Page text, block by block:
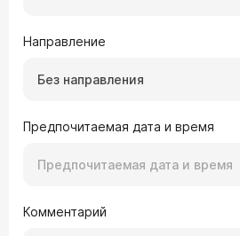
Направление
Без направления
Предпочитаемая дата и время
Комментарий